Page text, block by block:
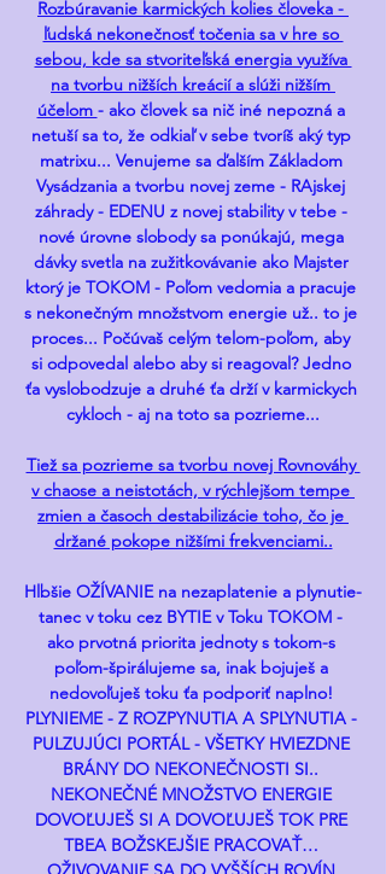
Rozbúravanie karmických kolies človeka -
ľudská nekonečnosť točenia sa v hre so
sebou, kde sa stvoriteľská energia využíva
na tvorbu nižších kreácií a slúži nižším
účelom - ako človek sa nič iné nepozná a
netuší sa to, že odkiaľ v sebe tvoríš aký typ
matrixu... Venujeme sa ďalším Základom
Vysádzania a tvorbu novej zeme - RAjskej
záhrady - EDENU z novej stability v tebe -
nové úrovne slobody sa ponúkajú, mega
dávky svetla na zužitkovávanie ako Majster
ktorý je TOKOM - Poľom vedomia a pracuje
s nekonečným množstvom energie už.. to je
proces... Počúvaš celým telom-poľom, aby
si odpovedal alebo aby si reagoval? Jedno
ťa vyslobodzuje a druhé ťa drží v karmickych
cykloch - aj na toto sa pozrieme...
Tiež sa pozrieme sa tvorbu novej Rovnováhy
v chaose a neistotách, v rýchlejšom tempe
zmien a časoch destabilizácie toho, čo je
držané pokope nižšími frekvenciami..
Hlbšie OŽÍVANIE na nezaplatenie a plynutie-
tanec v toku cez BYTIE v Toku TOKOM -
ako prvotná priorita jednoty s tokom-s
poľom-špirálujeme sa, inak bojuješ a
nedovoľuješ toku ťa podporiť naplno!
PLYNIEME - Z ROZPYNUTIA A SPLYNUTIA -
PULZUJÚCI PORTÁL - VŠETKY HVIEZDNE
BRÁNY DO NEKONEČNOSTI SI..
NEKONEČNÉ MNOŽSTVO ENERGIE
DOVOĽUJEŠ SI A DOVOĽUJEŠ TOK PRE
TBEA BOŽSKEJŠIE PRACOVAŤ…